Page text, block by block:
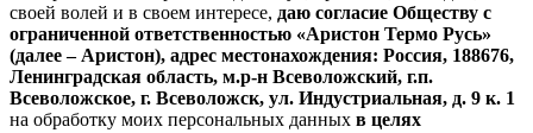
своей волей и в своем интересе, даю согласие Обществу с
ограниченной ответственностью «Аристон Термо Русь»
(далее – Аристон), адрес местонахождения: Россия, 188676,
Ленинградская область, м.р-н Всеволожский, г.п.
Всеволожское, г. Всеволожск, ул. Индустриальная, д. 9 к. 1
на обработку моих персональных данных в целях